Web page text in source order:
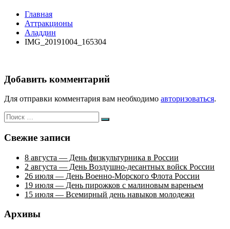
Главная
Аттракционы
Аладдин
IMG_20191004_165304
Добавить комментарий
Для отправки комментария вам необходимо авторизоваться.
Искать:
Поиск
Свежие записи
8 августа — День физкультурника в России
2 августа — День Воздушно-десантных войск России
26 июля — День Военно-Морского Флота России
19 июля — День пирожков с малиновым вареньем
15 июля — Всемирный день навыков молодежи
Архивы